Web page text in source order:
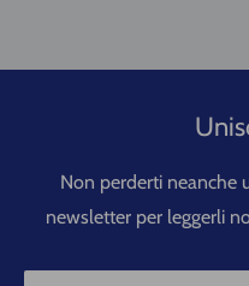
Non perderti neanche
newsletter per leggerli